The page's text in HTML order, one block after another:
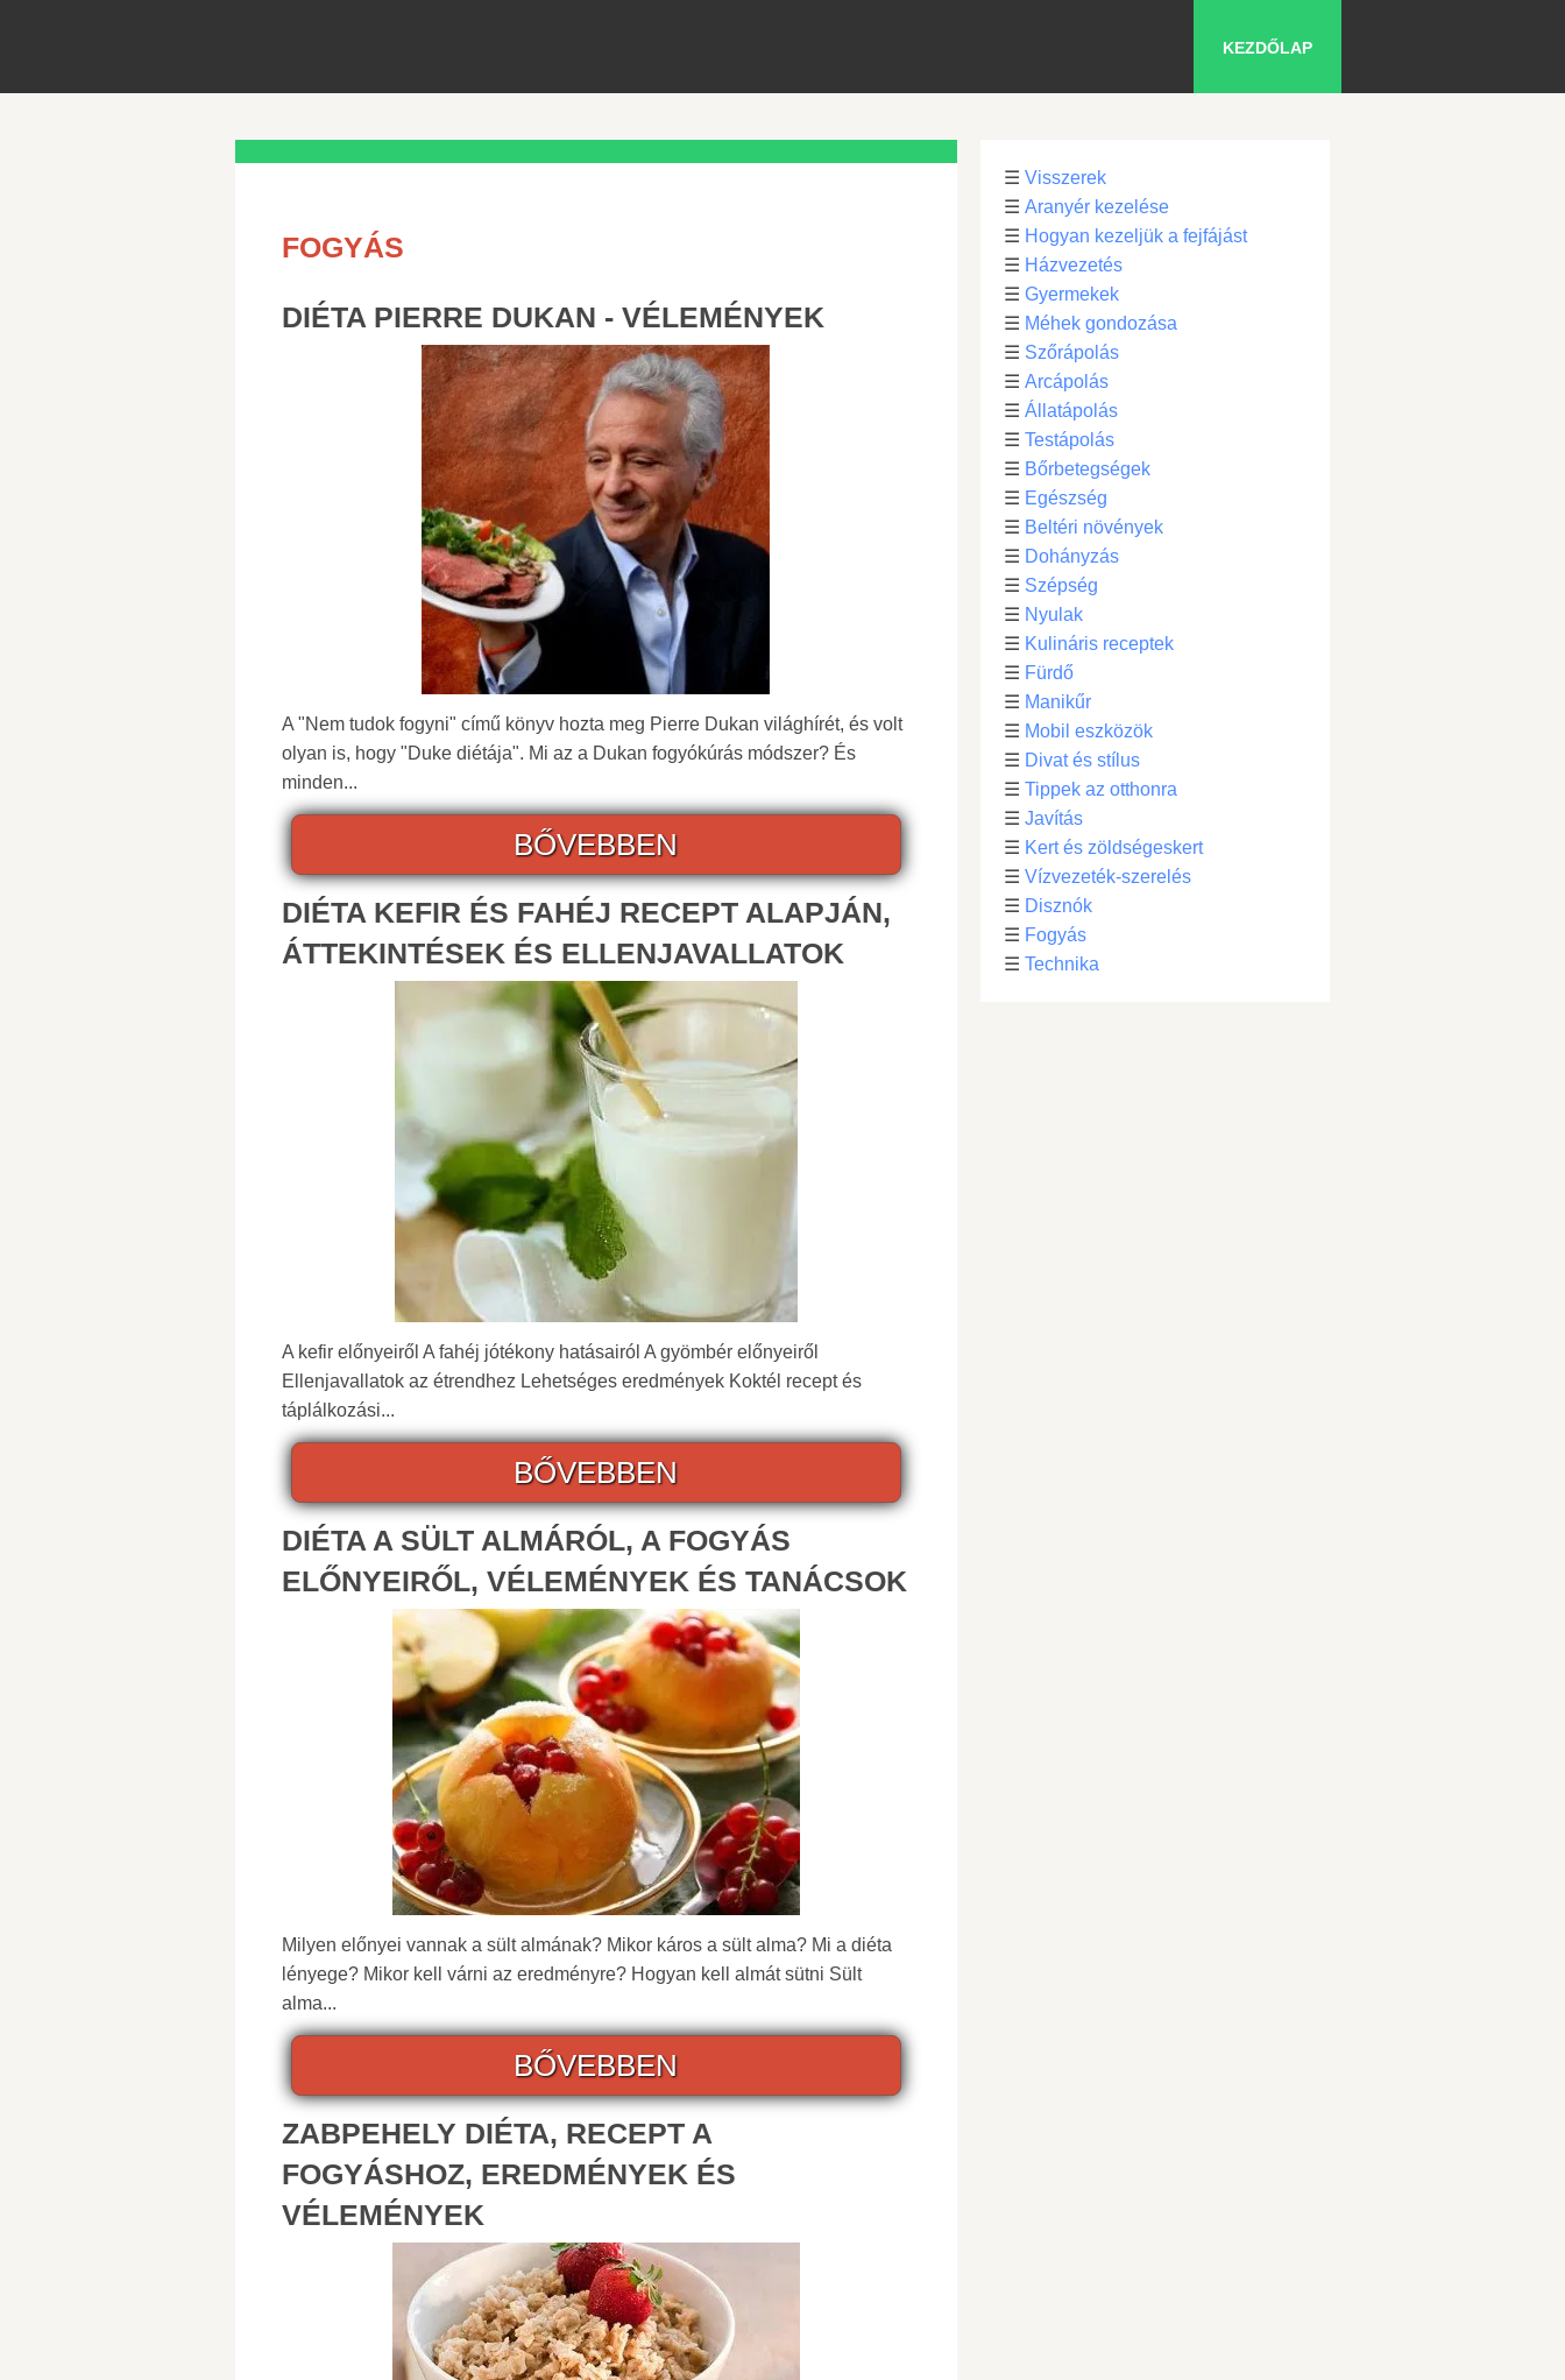
KEZDŐLAP
FOGYÁS
DIÉTA PIERRE DUKAN - VÉLEMÉNYEK
A "Nem tudok fogyni" című könyv hozta meg Pierre Dukan világhírét, és volt
olyan is, hogy "Duke diétája". Mi az a Dukan fogyókúrás módszer? És
minden...
BŐVEBBEN
DIÉTA KEFIR ÉS FAHÉJ RECEPT ALAPJÁN,
ÁTTEKINTÉSEK ÉS ELLENJAVALLATOK
A kefir előnyeiről A fahéj jótékony hatásairól A gyömbér előnyeiről
Ellenjavallatok az étrendhez Lehetséges eredmények Koktél recept és
táplálkozási...
BŐVEBBEN
DIÉTA A SÜLT ALMÁRÓL, A FOGYÁS
ELŐNYEIRŐL, VÉLEMÉNYEK ÉS TANÁCSOK
Milyen előnyei vannak a sült almának? Mikor káros a sült alma? Mi a diéta
lényege? Mikor kell várni az eredményre? Hogyan kell almát sütni Sült
alma...
BŐVEBBEN
ZABPEHELY DIÉTA, RECEPT A
FOGYÁSHOZ, EREDMÉNYEK ÉS
VÉLEMÉNYEK
☰ Visszerek
☰ Aranyér kezelése
☰ Hogyan kezeljük a fejfájást
☰ Házvezetés
☰ Gyermekek
☰ Méhek gondozása
☰ Szőrápolás
☰ Arcápolás
☰ Állatápolás
☰ Testápolás
☰ Bőrbetegségek
☰ Egészség
☰ Beltéri növények
☰ Dohányzás
☰ Szépség
☰ Nyulak
☰ Kulináris receptek
☰ Fürdő
☰ Manikűr
☰ Mobil eszközök
☰ Divat és stílus
☰ Tippek az otthonra
☰ Javítás
☰ Kert és zöldségeskert
☰ Vízvezeték-szerelés
☰ Disznók
☰ Fogyás
☰ Technika